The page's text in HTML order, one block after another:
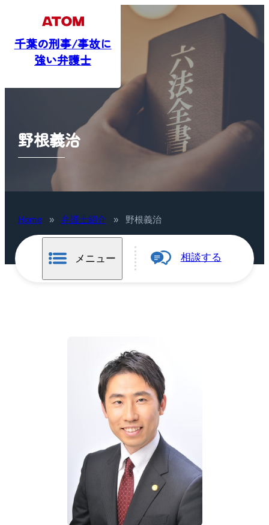
千葉の刑事/事故に
野根義治
Home » 弁護士紹介 » 野根義治
メニュー 相談する